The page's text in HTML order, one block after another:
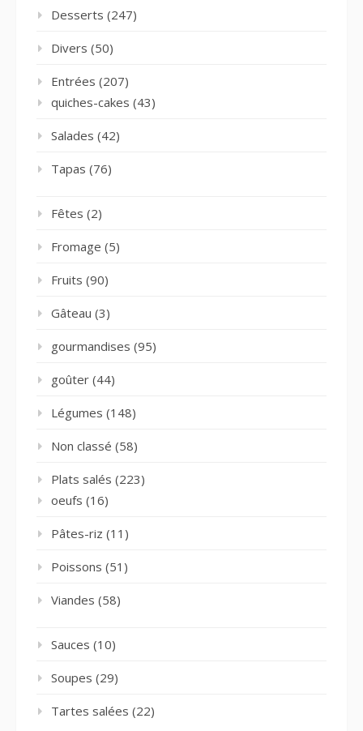
Desserts (247)
Divers (50)
Entrées (207)
quiches-cakes (43)
Salades (42)
Tapas (76)
Fêtes (2)
Fromage (5)
Fruits (90)
Gâteau (3)
gourmandises (95)
goûter (44)
Légumes (148)
Non classé (58)
Plats salés (223)
oeufs (16)
Pâtes-riz (11)
Poissons (51)
Viandes (58)
Sauces (10)
Soupes (29)
Tartes salées (22)